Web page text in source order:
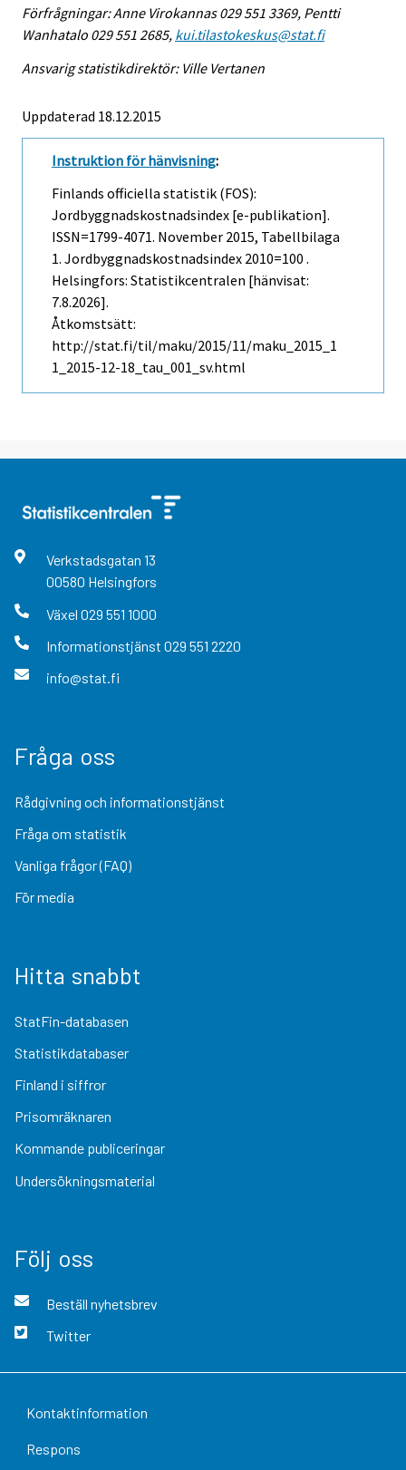
Förfrågningar: Anne Virokannas 029 551 3369, Pentti
Wanhatalo 029 551 2685, kui.tilastokeskus@stat.fi
Ansvarig statistikdirektör: Ville Vertanen
Uppdaterad 18.12.2015
Instruktion för hänvisning:
Finlands officiella statistik (FOS):
Jordbyggnadskostnadsindex [e-publikation].
ISSN=1799-4071. November 2015, Tabellbilaga
1. Jordbyggnadskostnadsindex 2010=100 .
Helsingfors: Statistikcentralen [hänvisat:
7.8.2026].
Åtkomstsätt:
http://stat.fi/til/maku/2015/11/maku_2015_1
1_2015-12-18_tau_001_sv.html
Verkstadsgatan 13
00580 Helsingfors
Växel 029 551 1000
Informationstjänst 029 551 2220
info@stat.fi
Fråga oss
Rådgivning och informationstjänst
Fråga om statistik
Vanliga frågor (FAQ)
För media
Hitta snabbt
StatFin-databasen
Statistikdatabaser
Finland i siffror
Prisomräknaren
Kommande publiceringar
Undersökningsmaterial
Följ oss
Beställ nyhetsbrev
Twitter
Kontaktinformation
Respons